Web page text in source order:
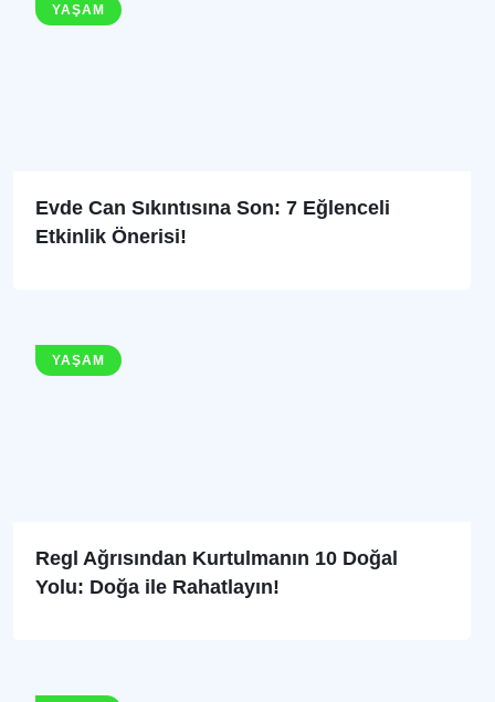
YAŞAM
Evde Can Sıkıntısına Son: 7 Eğlenceli
Etkinlik Önerisi!
YAŞAM
Regl Ağrısından Kurtulmanın 10 Doğal
Yolu: Doğa ile Rahatlayın!